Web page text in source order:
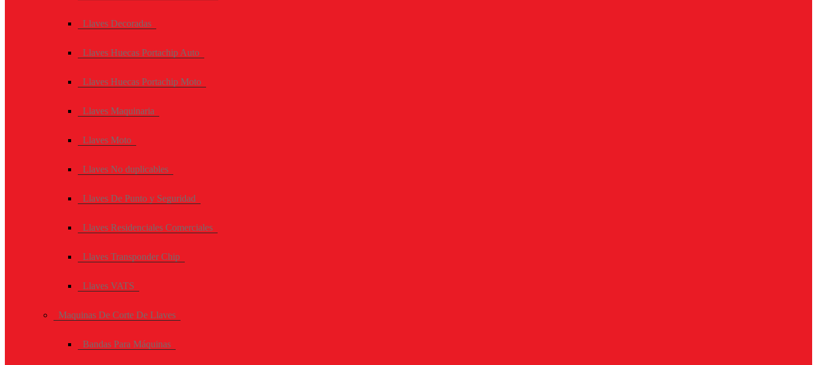
Llaves Decoradas
Llaves Huecas Portachip Auto
Llaves Huecas Portachip Moto
Llaves Maquinaria
Llaves Moto
Llaves No duplicables
Llaves De Punto y Seguridad
Llaves Residenciales Comerciales
Llaves Transponder Chip
Llaves VATS
Maquinas De Corte De Llaves
Bandas Para Máquinas